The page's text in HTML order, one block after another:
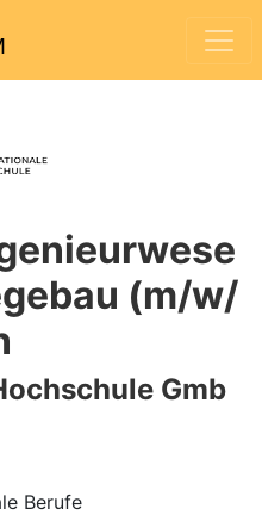
(m/w/
Gmb
Berufe